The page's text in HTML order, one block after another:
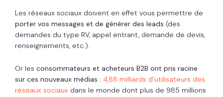
Les réseaux sociaux doivent en effet vous permettre de
porter vos messages et de générer des leads (des
demandes du type RV, appel entrant, demande de devis,
renseignements, etc.).
Or les consommateurs et acheteurs B2B ont pris racine
sur ces nouveaux médias : 4,88 milliards d’utilisateurs des
réseaux sociaux dans le monde dont plus de 985 millions